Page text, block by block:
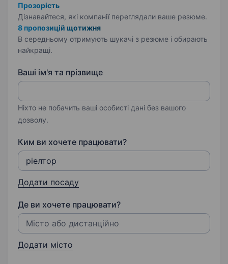
Прозорість
Дізнавайтеся, які компанії переглядали ваше резюме.
8 пропозицій щотижня
В середньому отримують шукачі з резюме і обирають
найкращі.
Ваші ім'я та прізвище
Ніхто не побачить ваші особисті дані без вашого
дозволу.
Ким ви хочете працювати?
Додати посаду
Де ви хочете працювати?
Додати місто